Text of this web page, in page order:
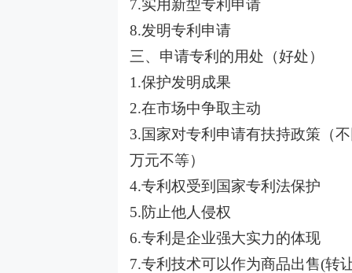
7.实用新型专利申请
8.发明专利申请
三、申请专利的用处（好处）
1.保护发明成果
2.在市场中争取主动
3.国家对专利申请有扶持政策（
万元不等）
4.专利权受到国家专利法保护
5.防止他人侵权
6.专利是企业强大实力的体现
7.专利技术可以作为商品出售(转